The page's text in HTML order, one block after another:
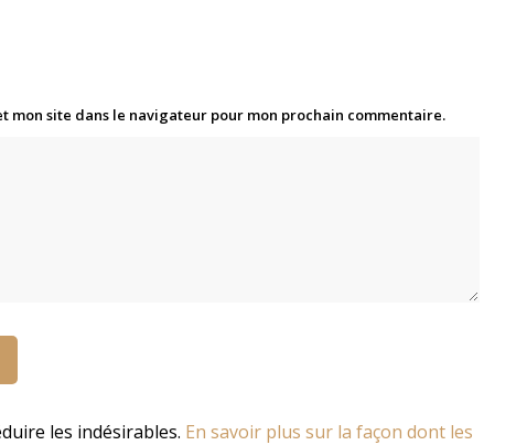
mon site dans le navigateur pour mon prochain commentaire.
les indésirables. En savoir plus sur la façon dont les